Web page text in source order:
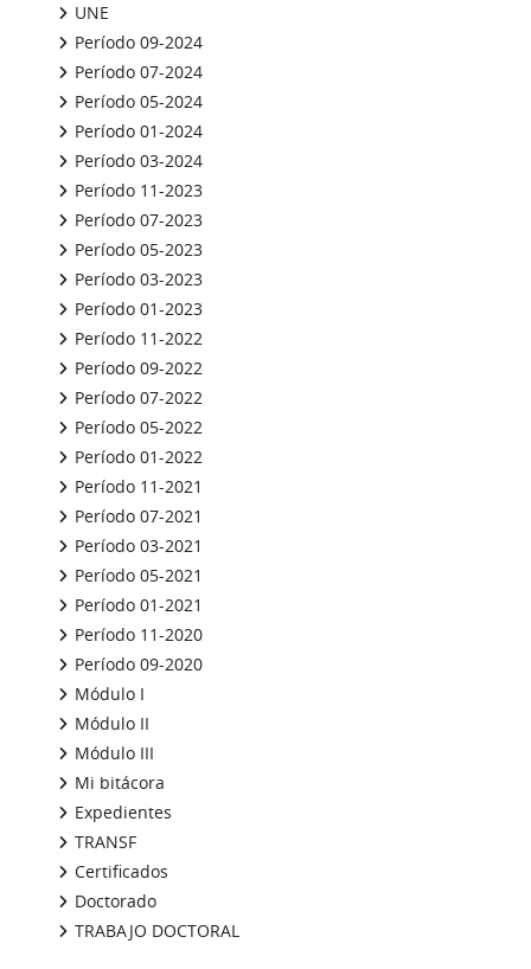
UNE
Período 09-2024
Período 07-2024
Período 05-2024
Período 01-2024
Período 03-2024
Período 11-2023
Período 07-2023
Período 05-2023
Período 03-2023
Período 01-2023
Período 11-2022
Período 09-2022
Período 07-2022
Período 05-2022
Período 01-2022
Período 11-2021
Período 07-2021
Período 03-2021
Período 05-2021
Período 01-2021
Período 11-2020
Período 09-2020
Módulo I
Módulo II
Módulo III
Mi bitácora
Expedientes
TRANSF
Certificados
Doctorado
TRABAJO DOCTORAL